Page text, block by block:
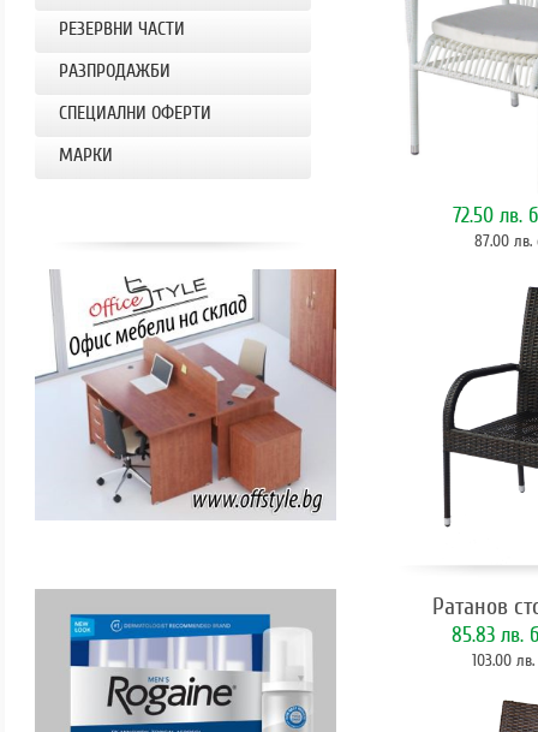
РЕЗЕРВНИ ЧАСТИ
РАЗПРОДАЖБИ
СПЕЦИАЛНИ ОФЕРТИ
МАРКИ
72.50 лв.
87.00 лв.
Ратанов
85.83 лв.
103.00 лв.